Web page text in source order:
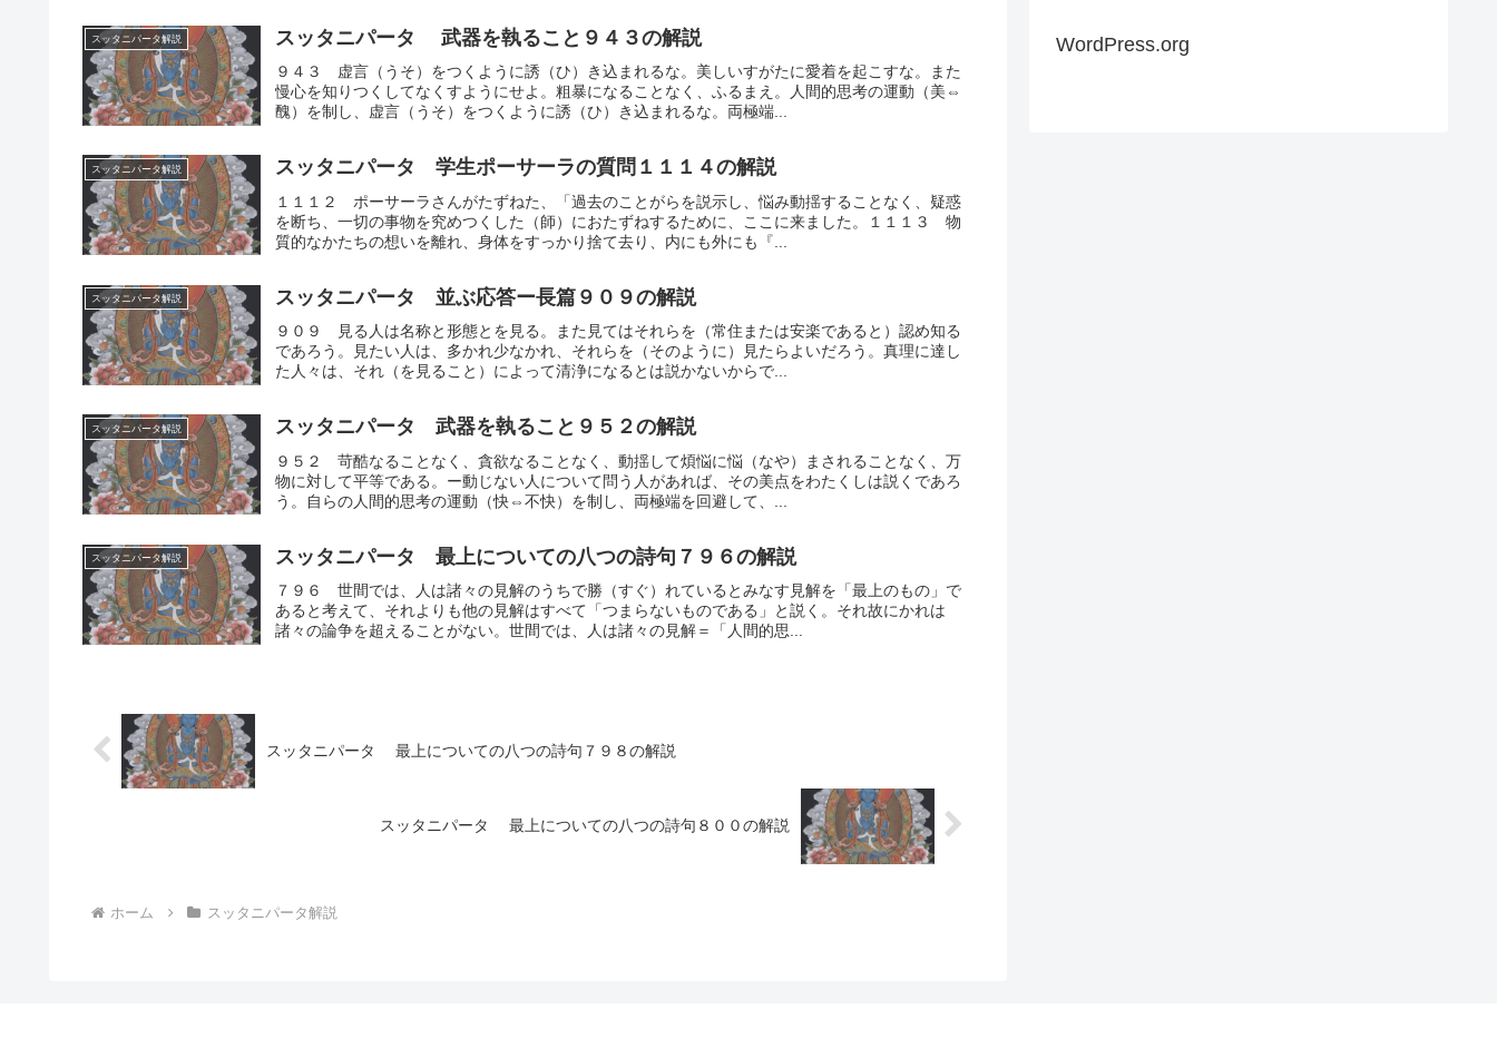
スッタニパータ解説 スッタニパータ 武器を執ること９４３の解説
９４３ 虚言（うそ）をつくように誘（ひ）き込まれるな。美しいすがたに愛着を起こすな。また
慢心を知りつくしてなくすようにせよ。粗暴になることなく、ふるまえ。人間的思考の運動（美⇔
醜）を制し、虚言（うそ）をつくように誘（ひ）き込まれるな。両極端...
スッタニパータ解説 スッタニパータ 学生ポーサーラの質問１１１４の解説
１１１２ ポーサーラさんがたずねた、「過去のことがらを説示し、悩み動揺することなく、疑惑
を断ち、一切の事物を究めつくした（師）におたずねするために、ここに来ました。１１１３ 物
質的なかたちの想いを離れ、身体をすっかり捨て去り、内にも外にも『...
スッタニパータ解説 スッタニパータ 並ぶ応答ー長篇９０９の解説
９０９ 見る人は名称と形態とを見る。また見てはそれらを（常住または安楽であると）認め知る
であろう。見たい人は、多かれ少なかれ、それらを（そのように）見たらよいだろう。真理に達し
た人々は、それ（を見ること）によって清浄になるとは説かないからで...
スッタニパータ解説 スッタニパータ 武器を執ること９５２の解説
９５２ 苛酷なることなく、貪欲なることなく、動揺して煩悩に悩（なや）まされることなく、万
物に対して平等である。ー動じない人について問う人があれば、その美点をわたくしは説くであろ
う。自らの人間的思考の運動（快⇔不快）を制し、両極端を回避して、...
スッタニパータ解説 スッタニパータ 最上についての八つの詩句７９６の解説
７９６ 世間では、人は諸々の見解のうちで勝（すぐ）れているとみなす見解を「最上のもの」で
あると考えて、それよりも他の見解はすべて「つまらないものである」と説く。それ故にかれは
諸々の論争を超えることがない。世間では、人は諸々の見解＝「人間的思...
スッタニパータ 最上についての八つの詩句７９８の解説
スッタニパータ 最上についての八つの詩句８００の解説
ホーム スッタニパータ解説
WordPress.org